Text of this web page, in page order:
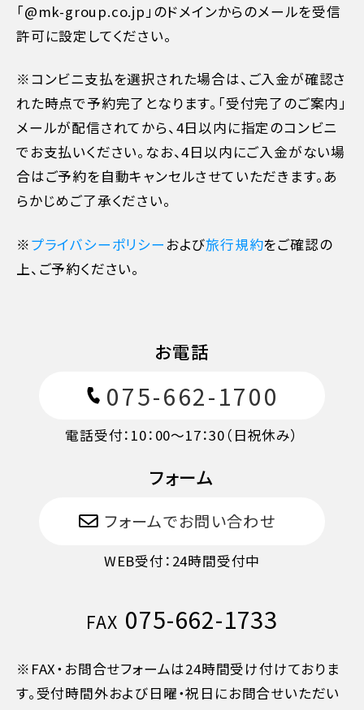
「@mk-group.co.jp」のドメインからのメールを受信
許可に設定してください。
※コンビニ支払を選択された場合は、ご入金が確認さ
れた時点で予約完了となります。「受付完了のご案内」
メールが配信されてから、4日以内に指定のコンビニ
でお支払いください。なお、4日以内にご入金がない場
合はご予約を自動キャンセルさせていただきます。あ
らかじめご了承ください。
※プライバシーポリシーおよび旅行規約をご確認の
上、ご予約ください。
お電話
075-662-1700
電話受付：10：00～17：30（日祝休み）
フォーム
フォームでお問い合わせ
WEB受付：24時間受付中
FAX 075-662-1733
※FAX・お問合せフォームは24時間受け付けておりま
す。受付時間外および日曜・祝日にお問合せいただい